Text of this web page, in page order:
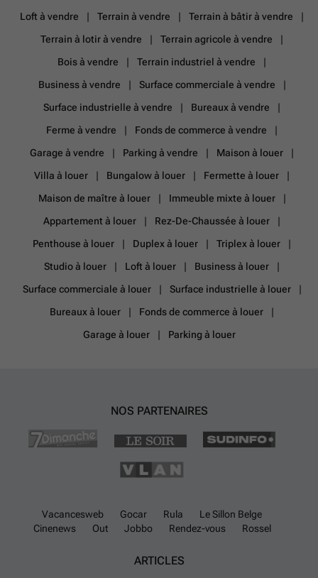
Loft à vendre
Terrain à vendre
Terrain à bâtir à vendre
Terrain à lotir à vendre
Terrain agricole à vendre
Bois à vendre
Terrain industriel à vendre
Business à vendre
Surface commerciale à vendre
Surface industrielle à vendre
Bureaux à vendre
Ferme à vendre
Fonds de commerce à vendre
Garage à vendre
Parking à vendre
Maison à louer
Villa à louer
Bungalow à louer
Fermette à louer
Maison de maître à louer
Immeuble mixte à louer
Appartement à louer
Rez-De-Chaussée à louer
Penthouse à louer
Duplex à louer
Triplex à louer
Studio à louer
Loft à louer
Business à louer
Surface commerciale à louer
Surface industrielle à louer
Bureaux à louer
Fonds de commerce à louer
Garage à louer
Parking à louer
NOS PARTENAIRES
Vacancesweb Gocar Rula
Le Sillon Belge
Cinenews
Out Jobbo Rendez-vous Rossel
ARTICLES